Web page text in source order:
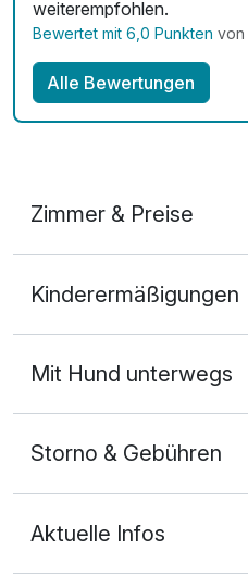
weiterempfohlen.
Bewertet mit 6,0 Punkten von
Alle Bewertungen
Zimmer & Preise
2 Erwachsene und 1 Kind
Für 4 Tage
Kinderermäßigungen
Mit Hund unterwegs
Storno & Gebühren
Aktuelle Infos